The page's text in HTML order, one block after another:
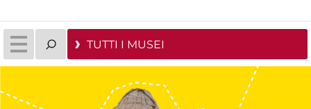
TUTTI I MUSEI